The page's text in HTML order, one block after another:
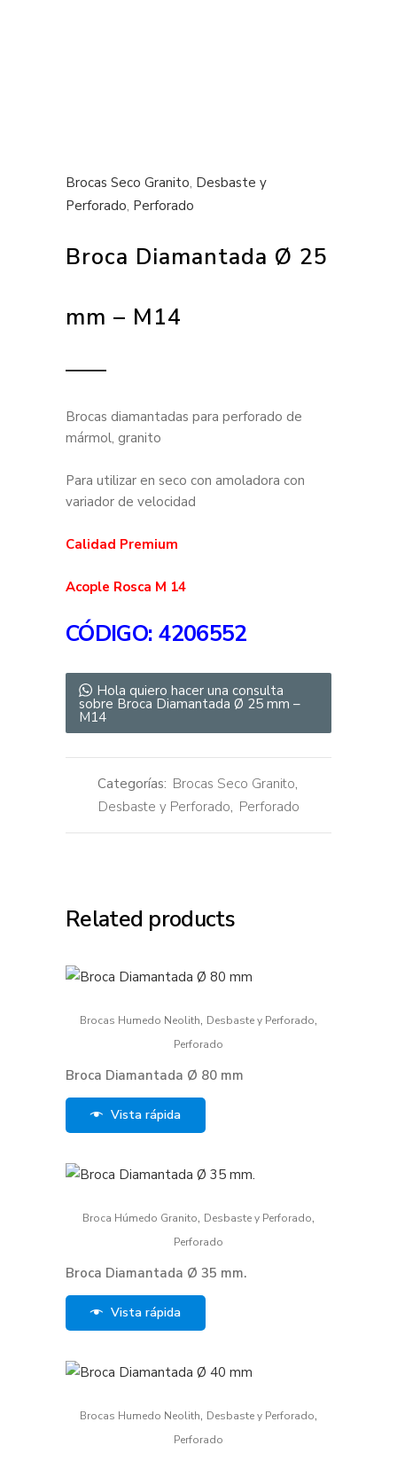
Brocas Seco Granito, Desbaste y
Perforado, Perforado
Broca Diamantada Ø 25
mm – M14
Brocas diamantadas para perforado de
mármol, granito
Para utilizar en seco con amoladora con
variador de velocidad
Calidad Premium
Acople Rosca M 14
CÓDIGO: 4206552
Hola quiero hacer una consulta
sobre Broca Diamantada Ø 25 mm –
M14
Categorías: Brocas Seco Granito,
Desbaste y Perforado, Perforado
Related products
Brocas Humedo Neolith, Desbaste y Perforado,
Perforado
Broca Diamantada Ø 80 mm
Vista rápida
Broca Húmedo Granito, Desbaste y Perforado,
Perforado
Broca Diamantada Ø 35 mm.
Vista rápida
Brocas Humedo Neolith, Desbaste y Perforado,
Perforado